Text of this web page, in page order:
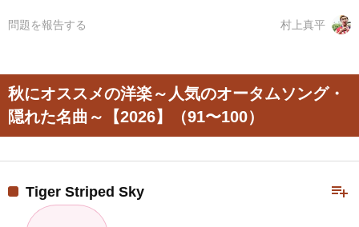
村上真平
問題を報告する
秋にオススメの洋楽～人気のオータムソング・
隠れた名曲～【2026】（91〜100）
playlist_add
Tiger Striped Sky